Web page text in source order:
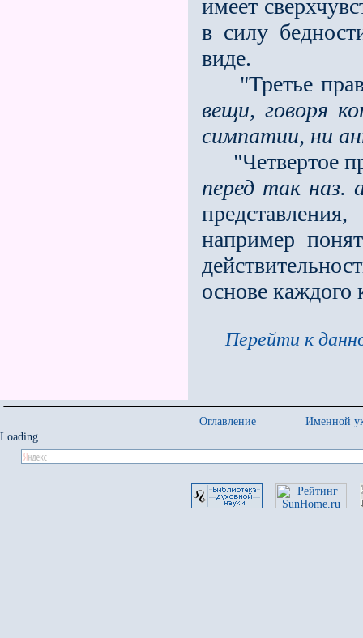
имеет
в си­лу
виде.
"Третье
вещи, говоря
симпатии, ни
"Четвертое
перед так наз.
например
основе каждого
Перейти к
Оглавление
Именной
Loading